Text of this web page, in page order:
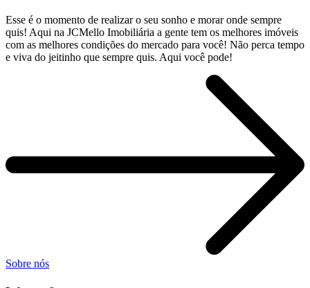
Esse é o momento de realizar o seu sonho e morar onde sempre
quis! Aqui na JCMello Imobiliária a gente tem os melhores imóveis
com as melhores condições do mercado para você! Não perca tempo
e viva do jeitinho que sempre quis. Aqui você pode!
Sobre nós